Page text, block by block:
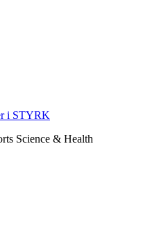
i STYRK
Science & Health